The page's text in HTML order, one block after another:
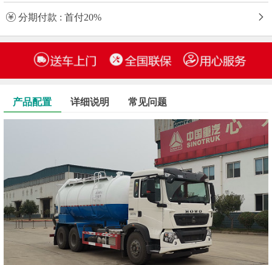
分期付款 : 首付20%
产品配置 详细说明 常见问题